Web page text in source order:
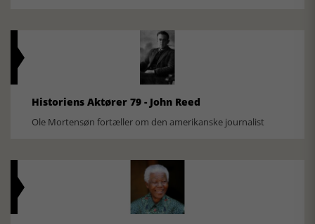
Historiens Aktører 79 - John Reed
Ole Mortensøn fortæller om den amerikanske journalist